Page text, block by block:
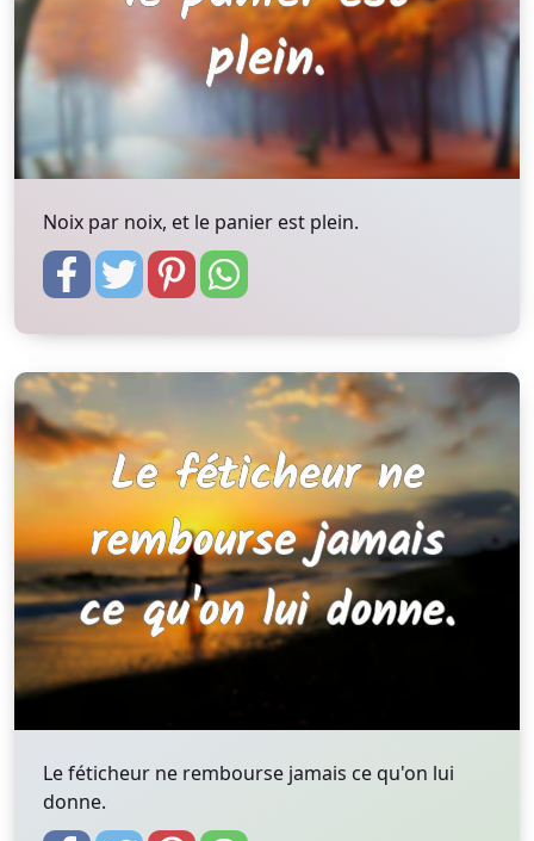
Noix par noix, et le panier est plein.
Le féticheur ne rembourse jamais ce qu'on lui
donne.